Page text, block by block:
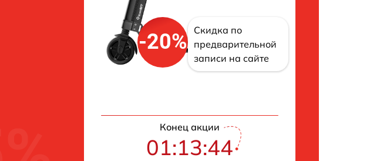
-20%
Скидка по
предварительной
записи на сайте
Конец акции
01:13:43